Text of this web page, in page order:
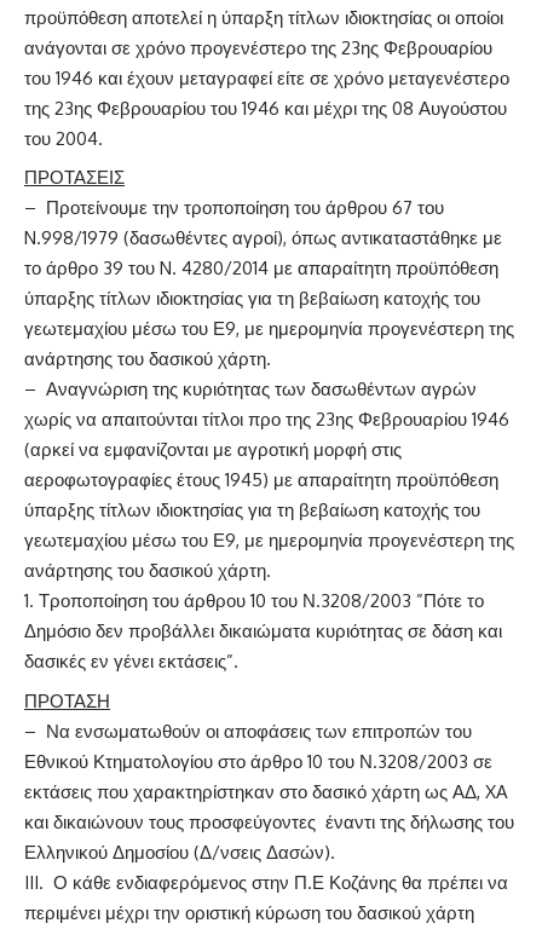
προϋπόθεση αποτελεί η ύπαρξη τίτλων ιδιοκτησίας οι οποίοι
ανάγονται σε χρόνο προγενέστερο της 23ης Φεβρουαρίου
του 1946 και έχουν μεταγραφεί είτε σε χρόνο μεταγενέστερο
της 23ης Φεβρουαρίου του 1946 και μέχρι της 08 Αυγούστου
του 2004.
ΠΡΟΤΑΣΕΙΣ
– Προτείνουμε την τροποποίηση του άρθρου 67 του
N.998/1979 (δασωθέντες αγροί), όπως αντικαταστάθηκε με
το άρθρο 39 του N. 4280/2014 με απαραίτητη προϋπόθεση
ύπαρξης τίτλων ιδιοκτησίας για τη βεβαίωση κατοχής του
γεωτεμαχίου μέσω του Ε9, με ημερομηνία προγενέστερη της
ανάρτησης του δασικού χάρτη.
– Αναγνώριση της κυριότητας των δασωθέντων αγρών
χωρίς να απαιτούνται τίτλοι προ της 23ης Φεβρουαρίου 1946
(αρκεί να εμφανίζονται με αγροτική μορφή στις
αεροφωτογραφίες έτους 1945) με απαραίτητη προϋπόθεση
ύπαρξης τίτλων ιδιοκτησίας για τη βεβαίωση κατοχής του
γεωτεμαχίου μέσω του Ε9, με ημερομηνία προγενέστερη της
ανάρτησης του δασικού χάρτη.
Τροποποίηση του άρθρου 10 του Ν.3208/2003 ”Πότε το
Δημόσιο δεν προβάλλει δικαιώματα κυριότητας σε δάση και
δασικές εν γένει εκτάσεις”.
ΠΡΟΤΑΣΗ
– Να ενσωματωθούν οι αποφάσεις των επιτροπών του
Εθνικού Κτηματολογίου στο άρθρο 10 του Ν.3208/2003 σε
εκτάσεις που χαρακτηρίστηκαν στο δασικό χάρτη ως ΑΔ, XA
και δικαιώνουν τους προσφεύγοντες έναντι της δήλωσης του
Ελληνικού Δημοσίου (Δ/νσεις Δασών).
III. Ο κάθε ενδιαφερόμενος στην Π.Ε Κοζάνης θα πρέπει να
περιμένει μέχρι την οριστική κύρωση του δασικού χάρτη